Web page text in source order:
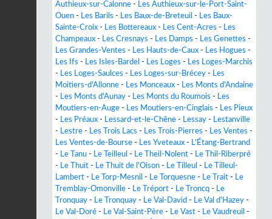
Authieux-sur-Calonne - Les Authieux-sur-le-Port-Saint-
Ouen - Les Barils - Les Baux-de-Breteuil - Les Baux-
Sainte-Croix - Les Bottereaux - Les Cent-Acres - Les
Champeaux - Les Cresnays - Les Damps - Les Genettes -
Les Grandes-Ventes - Les Hauts-de-Caux - Les Hogues -
Les Ifs - Les Isles-Bardel - Les Loges - Les Loges-Marchis
- Les Loges-Saulces - Les Loges-sur-Brécey - Les
Moitiers-d'Allonne - Les Monceaux - Les Monts d'Andaine
- Les Monts d'Aunay - Les Monts du Roumois - Les
Moutiers-en-Auge - Les Moutiers-en-Cinglais - Les Pieux
- Les Préaux - Lessard-et-le-Chêne - Lessay - Lestanville
- Lestre - Les Trois Lacs - Les Trois-Pierres - Les Ventes -
Les Ventes-de-Bourse - Les Yveteaux - L'Étang-Bertrand
- Le Tanu - Le Teilleul - Le Theil-Nolent - Le Thil-Riberpré
- Le Thuit - Le Thuit de l'Oison - Le Tilleul - Le Tilleul-
Lambert - Le Torp-Mesnil - Le Torquesne - Le Trait - Le
Tremblay-Omonville - Le Tréport - Le Troncq - Le
Tronquay - Le Tronquay - Le Val-David - Le Val d'Hazey -
Le Val-Doré - Le Val-Saint-Père - Le Vast - Le Vaudreuil -